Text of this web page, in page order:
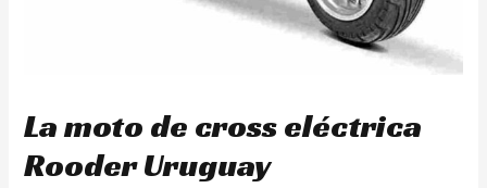
La moto de cross eléctrica
Rooder Uruguay